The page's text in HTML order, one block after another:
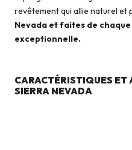
revêtement qui allie naturel et
Nevada et faites de
exceptionnelle.
CARACTÉRISTIQUES ET
SIERRA NEVADA